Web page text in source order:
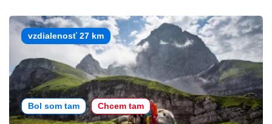
vzdialenosť 27 km
Bol som tam Chcem tam